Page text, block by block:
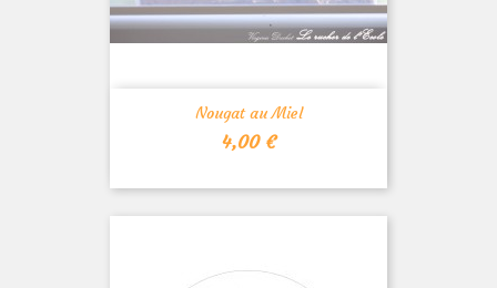
Nougat au Miel
Prix
4,00 €